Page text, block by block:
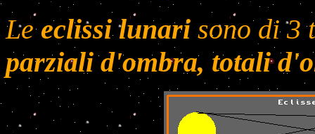
Leeclissi lunari sono di
parziali d'ombra, totali